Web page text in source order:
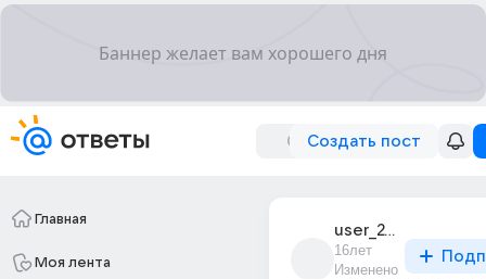
Создать пост
Главная
Моя лента
user_24277925
16лет
Изменено